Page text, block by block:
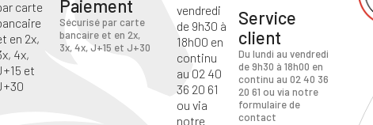
Paiement
Sécurisé par carte
bancaire et en 2x,
3x, 4x, J+15 et J+30
Service
client
Du lundi au vendredi
de 9h30 à 18h00 en
continu au 02 40 36
20 61 ou via notre
formulaire de
contact